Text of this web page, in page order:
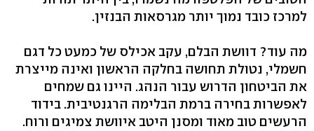
למרכז כובד נמוך יותר מגרסאות הבנזין.
מה עוד? דוושת הבלם, עקב אכילס של כמעט כל דגם
חשמלי, נטולת תחושה בחלקה הראשון ואינה מייצרת
את הביטחון הדרוש עבור הנהג. היינו גם שמחים
לאפשרות בחירה ברמת הבלימה הרגנטיבית. בידוד
הרעשים טוב מאוד ומסנן היטב איוושת צמיגים ורוח.